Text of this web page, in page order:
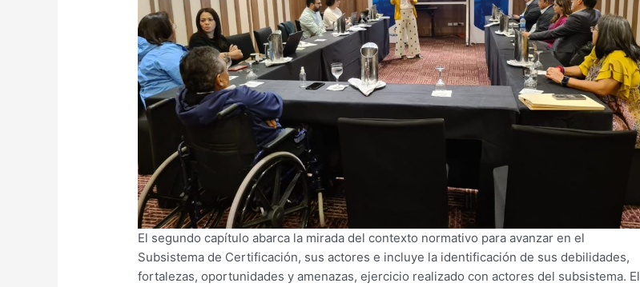
El segundo capítulo abarca la mirada del contexto normativo para avanzar en el
Subsistema de Certificación, sus actores e incluye la identificación de sus debilidades,
fortalezas, oportunidades y amenazas, ejercicio realizado con actores del subsistema. El